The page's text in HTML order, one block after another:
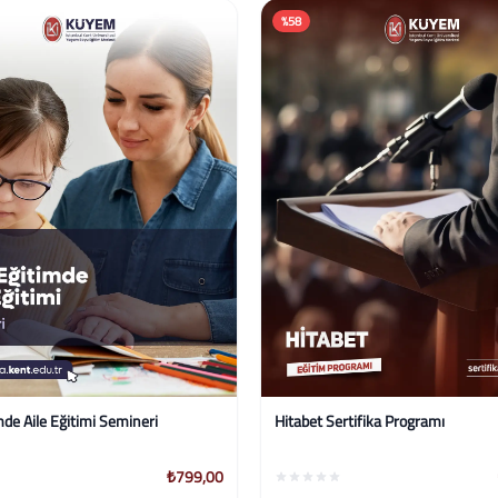
Programı
₺2.499,00
%58
Gıda Etiketleme Mevzuatı Sertifika